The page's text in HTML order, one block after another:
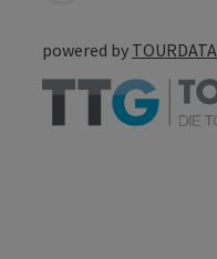
powered by TOURDATA